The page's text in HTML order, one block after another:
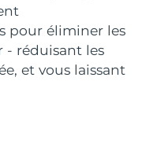
pour éliminer les
- réduisant les
et vous laissant
Livraison estimée8/10/26